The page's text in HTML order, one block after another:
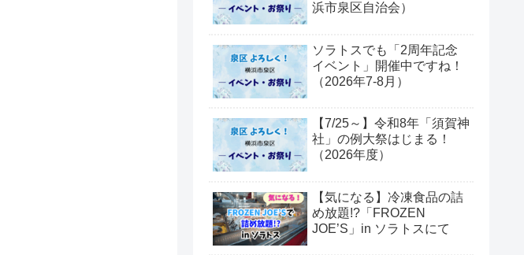
浜市泉区自治会）
ソラトスでも「2周年記念
イベント」開催中ですね！
（2026年7-8月）
【7/25～】令和8年「須賀神
社」の例大祭はじまる！
（2026年度）
【気になる】冷凍食品の詰
め放題!?「FROZEN
JOE’S」in ソラトスにて